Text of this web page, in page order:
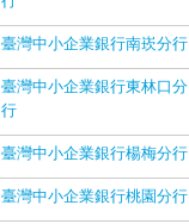
臺灣中小企業銀行南崁分行
臺灣中小企業銀行東林口分
行
臺灣中小企業銀行楊梅分行
臺灣中小企業銀行桃園分行